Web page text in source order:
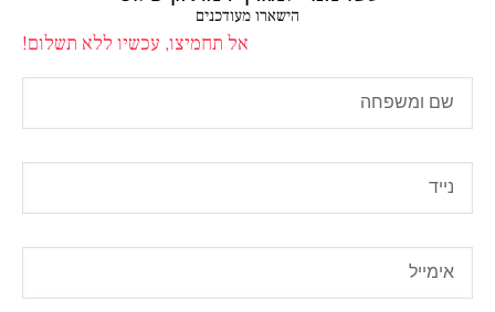
הישארו מעודכנים
אל תחמיצו, עכשיו ללא תשלום!